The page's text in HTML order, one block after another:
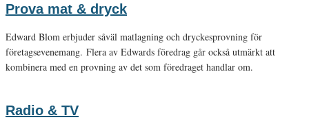
Prova mat & dryck
Edward Blom erbjuder såväl matlagning och dryckesprovning för
företagsevenemang. Flera av Edwards föredrag går också utmärkt att
kombinera med en provning av det som föredraget handlar om.
Radio & TV